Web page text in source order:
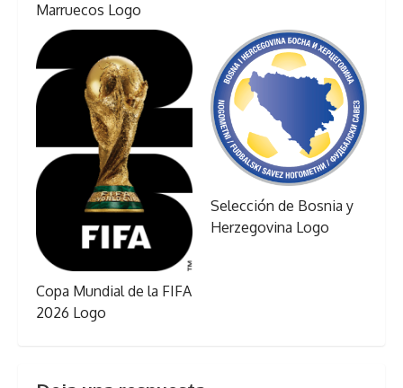
Marruecos Logo
Copa Mundial de la FIFA
2026 Logo
Selección de Bosnia y
Herzegovina Logo